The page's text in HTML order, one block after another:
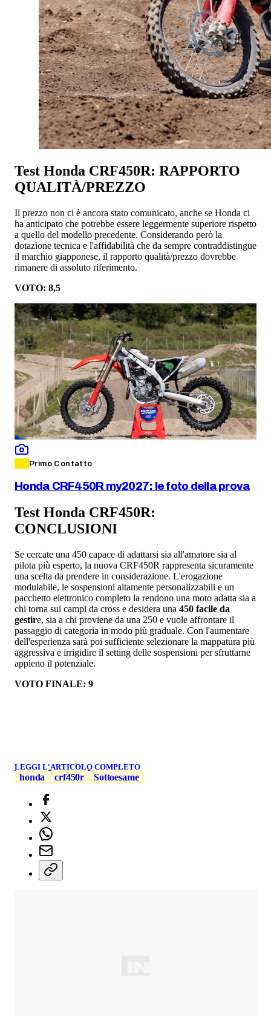
Test Honda CRF450R: RAPPORTO
QUALITÀ/PREZZO
Il prezzo non ci è ancora stato comunicato, anche se Honda ci
ha anticipato che potrebbe essere leggermente superiore rispetto
a quello del modello precedente. Considerando però la
dotazione tecnica e l'affidabilità che da sempre contraddistingue
il marchio giapponese, il rapporto qualità/prezzo dovrebbe
rimanere di assoluto riferimento.
VOTO: 8,5
Primo Contatto
Honda CRF450R my2027: le foto della prova
Test Honda CRF450R:
CONCLUSIONI
Se cercate una 450 capace di adattarsi sia all'amatore sia al
pilota più esperto, la nuova CRF450R rappresenta sicuramente
una scelta da prendere in considerazione. L'erogazione
modulabile, le sospensioni altamente personalizzabili e un
pacchetto elettronico completo la rendono una moto adatta sia a
chi torna sui campi da cross e desidera una 450 facile da
gestire, sia a chi proviene da una 250 e vuole affrontare il
passaggio di categoria in modo più graduale. Con l'aumentare
dell'esperienza sarà poi sufficiente selezionare la mappatura più
aggressiva e irrigidire il setting delle sospensioni per sfruttarne
appieno il potenziale.
VOTO FINALE: 9
LEGGI L'ARTICOLO COMPLETO
honda crf450r Sottoesame